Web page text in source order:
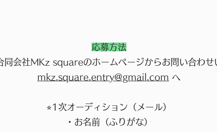
応募方法
同会社MKz squareのホームページからお問い合わせ
mkz.square.entry@gmail.com へ
⭐︎1次オーディション（メール）
・お名前（ふりがな）